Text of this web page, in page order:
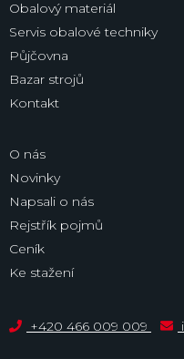
Obalový materiál
Servis obalové techniky
Půjčovna
Bazar strojů
Kontakt
O nás
Novinky
Napsali o nás
Rejstřík pojmů
Ceník
Ke stažení
+420 466 009 009